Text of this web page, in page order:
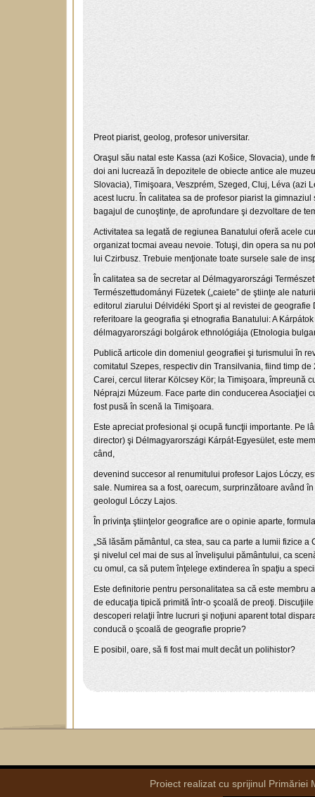
Preot piarist, geolog, profesor universitar.
Oraşul său natal este Kassa (azi Košice, Slovacia),
doi ani lucrează în depozitele de obiecte antice ale
Slovacia), Timişoara, Veszprém, Szeged, Cluj, Léva (azi
acest lucru. În calitatea sa de profesor piarist la
bagajul de cunoştinţe, de aprofundare şi dezvoltare de
Activitatea sa legată de regiunea Banatului oferă acele
organizat tocmai aveau nevoie. Totuşi, din opera sa nu
lui Czirbusz. Trebuie menţionate toate sursele sale de
În calitatea sa de secretar al Délmagyarországi
Természettudományi Füzetek („caiete” de ştiinţe ale
editorul ziarului Délvidéki Sport şi al revistei de
referitoare la geografia şi etnografia Banatului: A
délmagyarországi bolgárok ethnológiája (Etnologia
Publică articole din domeniul geografiei şi turismului în
comitatul Szepes, respectiv din Transilvania, fiind timp
Carei, cercul literar Kölcsey Kör; la Timişoara, împreună
Néprajzi Múzeum. Face parte din conducerea Asociaţiei
fost pusă în scenă la Timişoara.
Este apreciat profesional şi ocupă funcţii importante. Pe
director) şi Délmagyarországi Kárpát-Egyesület, este
când,
devenind succesor al renumitului profesor Lajos Lóczy,
sale. Numirea sa a fost, oarecum, surprinzătoare având
geologul Lóczy Lajos.
În privinţa ştiinţelor geografice are o opinie aparte,
„Să lăsăm pământul, ca stea, sau ca parte a lumii fizice
şi nivelul cel mai de sus al învelişului pământului, ca
cu omul, ca să putem înţelege extinderea în spaţiu a
Este definitorie pentru personalitatea sa că este
de educaţia tipică primită într-o şcoală de preoţi.
descoperi relaţii între lucruri şi noţiuni aparent total
conducă o şcoală de geografie proprie?
E posibil, oare, să fi fost mai mult decât un polihistor?
Proiect realizat cu sprijinul Primăriei